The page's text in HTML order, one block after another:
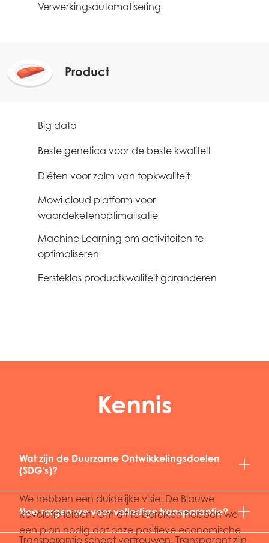
Verwerkingsautomatisering
Product
Big data
Beste genetica voor de beste kwaliteit
Diëten voor zalm van topkwaliteit
Mowi cloud platform voor
waardeketenoptimalisatie
Machine Learning om activiteiten te
optimaliseren
Eersteklas productkwaliteit garanderen
Kennis
Wat zijn de Duurzame Ontwikkelingsdoelen
(SDG’s)?
We hebben een duidelijke visie: De Blauwe
Revolutie leiden. Om dit te bereiken hebben we
een plan nodig dat onze positieve economische
Hoe zorgen we voor volledige transparantie?
Transparantie schept vertrouwen. Transparant zijn